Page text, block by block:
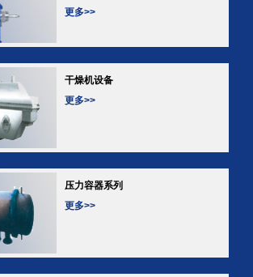
更多>>
干燥机设备
更多>>
压力容器系列
更多>>